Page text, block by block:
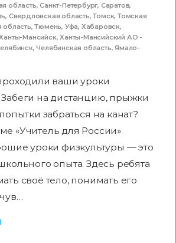
область,Санкт-Петербург, Саратов,
, Свердловская область,Томск,Томская
,Тюмень, Уфа, Хабаровск,
Мансийск,Ханты-Мансийский АО -
,Челябинская область,Ямало-
ваши уроки
Забеги на дистанцию, прыжки
забраться на канат?
«Учитель для России»
уроки физкультуры — это
опыта. Здесь ребята
своё тело, понимать его